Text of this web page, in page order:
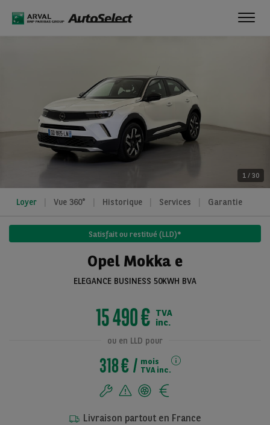
1 / 30
Voir toutes les
Loyer Vue 360° Historique Services Garantie
Satisfait ou restitué (LLD)*
Opel Mokka e
ELEGANCE BUSINESS 50KWH BVA
15 490 € TVA
inc.
ou en LLD pour
318 €
mois
TVA inc.
Livraison partout en France